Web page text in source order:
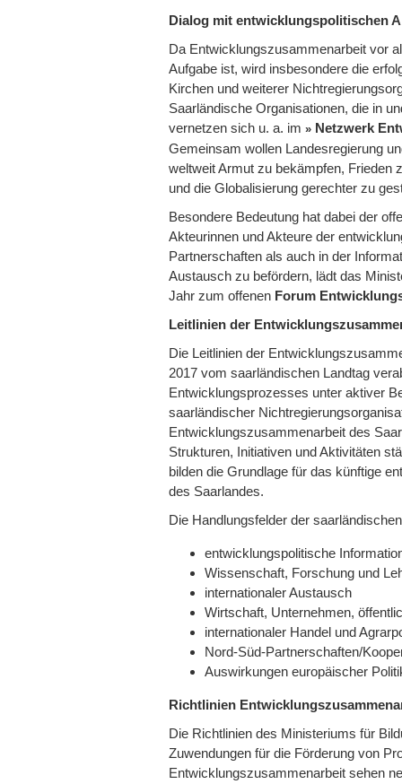
Dialog mit entwicklungspolitischen
Da Entwicklungszusammenarbeit vor
Aufgabe ist, wird insbesondere die
Kirchen und weiterer
Saarländische Organisationen, die in
vernetzen sich u. a. im
Netzwerk
Gemeinsam wollen Landesregierung
weltweit Armut zu bekämpfen, Frieden
und die Globalisierung gerechter zu
Besondere Bedeutung hat dabei der
Akteurinnen und Akteure der
Partnerschaften als auch in der
Austausch zu befördern, lädt das
Jahr zum offenen Forum
Leitlinien der
Die Leitlinien der
2017 vom saarländischen Landtag
Entwicklungsprozesses unter aktiver
saarländischer
Entwicklungszusammenarbeit des
Strukturen, Initiativen und Aktivitäten
bilden die Grundlage für das künftige
des Saarlandes.
Die Handlungsfelder der
entwicklungspolitische
Wissenschaft, Forschung und
internationaler Austausch
Wirtschaft, Unternehmen,
internationaler Handel und
Nord-Süd-Partnerschaften/
Auswirkungen europäischer
Richtlinien
Die Richtlinien des Ministeriums für
Zuwendungen für die Förderung von
Entwicklungszusammenarbeit sehen